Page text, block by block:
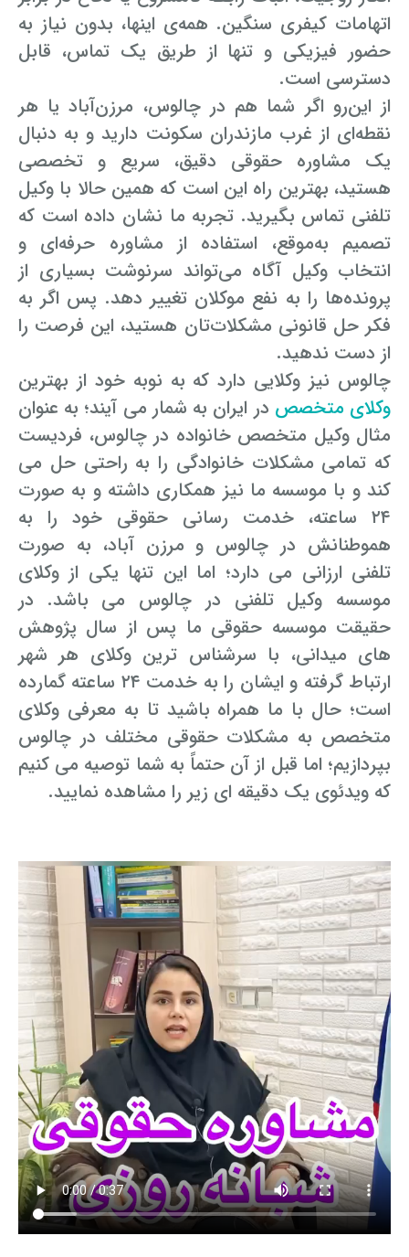
اتهامات کیفری سنگین. همه‌ی اینها، بدون نیاز به
حضور فیزیکی و تنها از طریق یک تماس، قابل
دسترسی است.
از این‌رو اگر شما هم در چالوس، مرزن‌آباد یا هر
نقطه‌ای از غرب مازندران سکونت دارید و به دنبال
یک مشاوره حقوقی دقیق، سریع و تخصصی
هستید، بهترین راه این است که همین حالا با وکیل
تلفنی تماس بگیرید. تجربه ما نشان داده است که
تصمیم به‌موقع، استفاده از مشاوره حرفه‌ای و
انتخاب وکیل آگاه می‌تواند سرنوشت بسیاری از
پرونده‌ها را به نفع موکلان تغییر دهد. پس اگر به
فکر حل قانونی مشکلات‌تان هستید، این فرصت را
از دست ندهید.
چالوس نیز وکلایی دارد که به نوبه خود از بهترین
وکلای متخصص در ایران به شمار می آیند؛ به عنوان
مثال وکیل متخصص خانواده در چالوس، فردیست
که تمامی مشکلات خانوادگی را به راحتی حل می
کند و با موسسه ما نیز همکاری داشته و به صورت
۲۴ ساعته، خدمت رسانی حقوقی خود را به
هموطنانش در چالوس و مرزن آباد، به صورت
تلفنی ارزانی می دارد؛ اما این تنها یکی از وکلای
موسسه وکیل تلفنی در چالوس می باشد. در
حقیقت موسسه حقوقی ما پس از سال پژوهش
های میدانی، با سرشناس ترین وکلای هر شهر
ارتباط گرفته و ایشان را به خدمت ۲۴ ساعته گمارده
است؛ حال با ما همراه باشید تا به معرفی وکلای
متخصص به مشکلات حقوقی مختلف در چالوس
بپردازیم؛ اما قبل از آن حتماً به شما توصیه می کنیم
که ویدئوی یک دقیقه ای زیر را مشاهده نمایید.